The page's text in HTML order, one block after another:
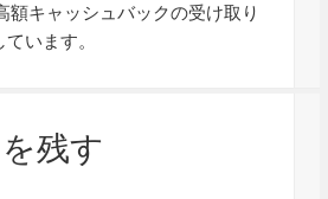
額キャッシュバックの受け取り
います。
残す